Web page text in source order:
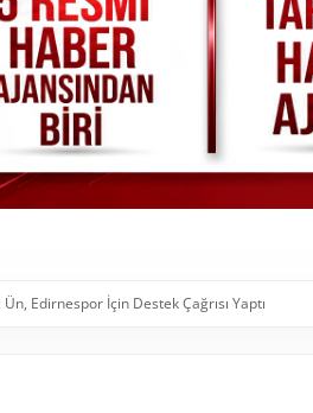
Edirnespor İçin Destek Çağrısı Yaptı